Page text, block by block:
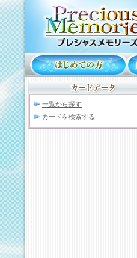
一覧から探す
カードを検索する